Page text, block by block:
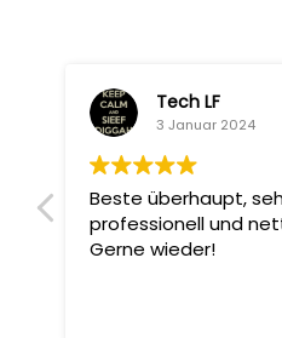
Tech LF
3 Januar 2024
Beste überhaupt,
professionell und
Gerne wieder!